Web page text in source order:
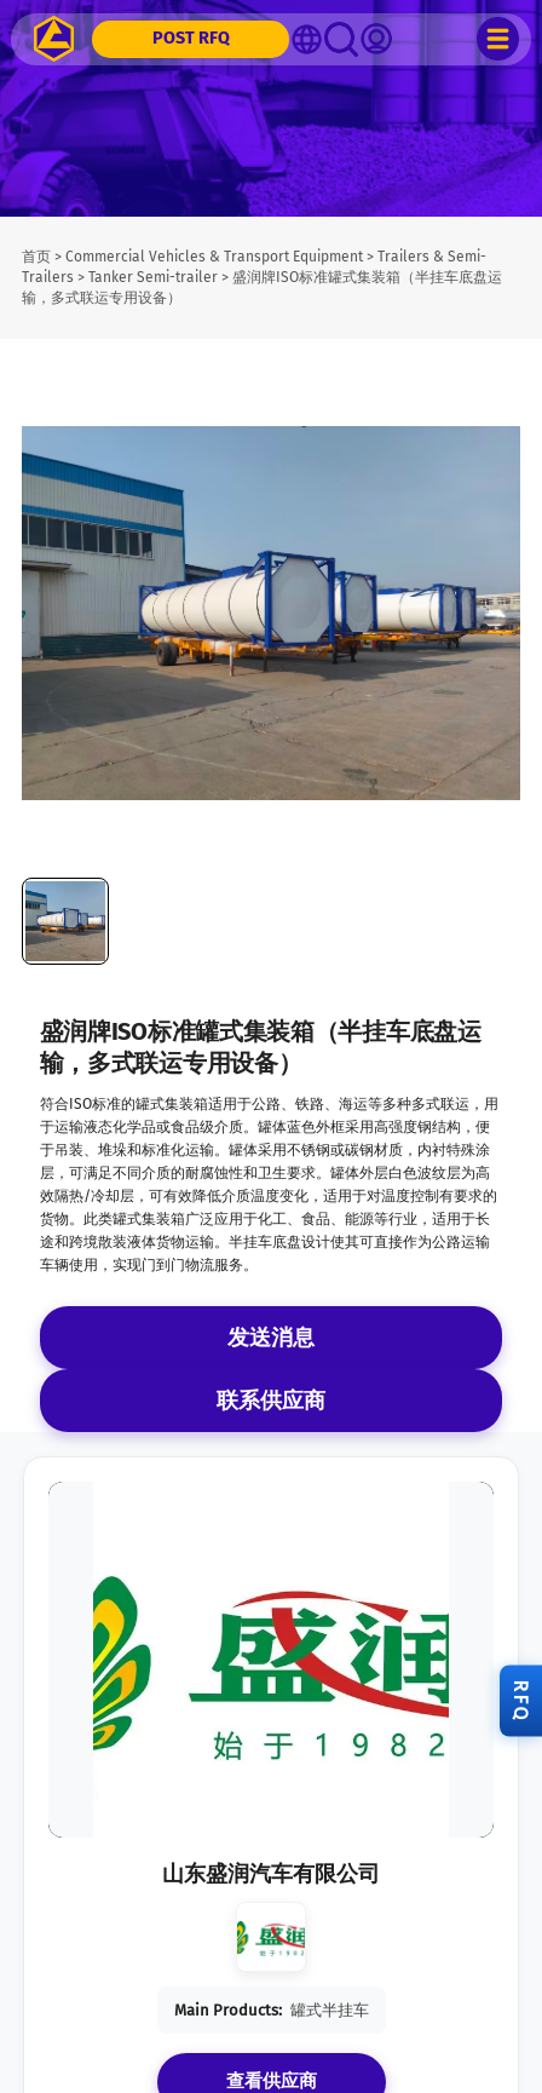
POST RFQ
首页> Commercial Vehicles & Transport Equipment> Trailers & Semi-
Trailers > Tanker Semi-trailer> 盛润牌ISO标准罐式集装箱（半挂车底盘运
输，多式联运专用设备）
盛润牌ISO标准罐式集装箱（半挂车底盘运
输，多式联运专用设备）
符合ISO标准的罐式集装箱适用于公路、铁路、海运等多种多式联运，用
于运输液态化学品或食品级介质。罐体蓝色外框采用高强度钢结构，便
于吊装、堆垛和标准化运输。罐体采用不锈钢或碳钢材质，内衬特殊涂
层，可满足不同介质的耐腐蚀性和卫生要求。罐体外层白色波纹层为高
效隔热/冷却层，可有效降低介质温度变化，适用于对温度控制有要求的
货物。此类罐式集装箱广泛应用于化工、食品、能源等行业，适用于长
途和跨境散装液体货物运输。半挂车底盘设计使其可直接作为公路运输
车辆使用，实现门到门物流服务。
发送消息
联系供应商
山东盛润汽车有限公司
Main Products: 罐式半挂车
查看供应商
RFQ